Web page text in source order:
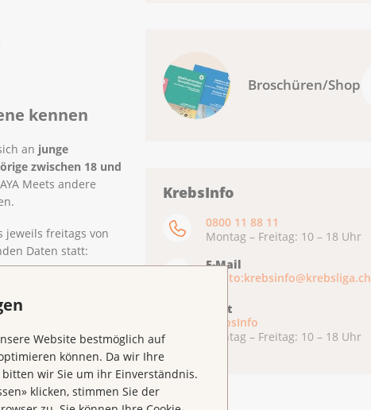
Website bestmöglich auf
können. Da wir Ihre
wir Sie um ihr Einverständnis.
klicken, stimmen Sie der
kennen
an junge
zwischen 18 und
Meets andere
jeweils freitags von
Daten statt:
jeweils statt im
Basel
weitere
Broschüren/Shop
KrebsInfo
0800 11 88 11
Montag – Freitag: 10 – 18 Uhr
E-Mail
mailto:krebsinfo@krebsliga.ch
Chat
KrebsInfo
Montag – Freitag: 10 – 18 Uhr